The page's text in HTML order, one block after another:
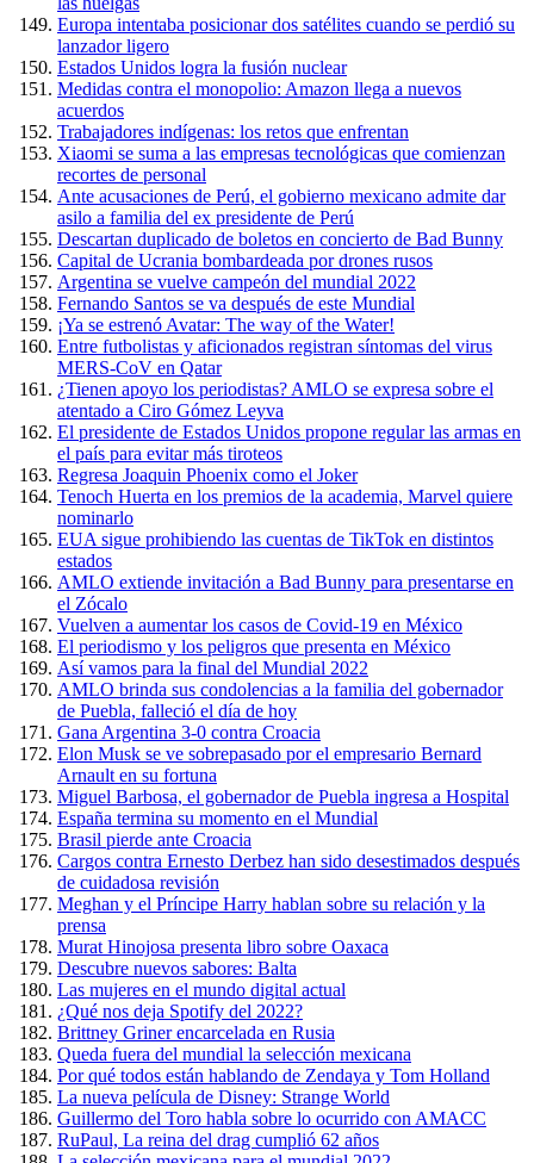
Europa intentaba posicionar dos satélites cuando se perdió su
lanzador ligero
Estados Unidos logra la fusión nuclear
Medidas contra el monopolio: Amazon llega a nuevos
acuerdos
Trabajadores indígenas: los retos que enfrentan
Xiaomi se suma a las empresas tecnológicas que comienzan
recortes de personal
Ante acusaciones de Perú, el gobierno mexicano admite dar
asilo a familia del ex presidente de Perú
Descartan duplicado de boletos en concierto de Bad Bunny
Capital de Ucrania bombardeada por drones rusos
Argentina se vuelve campeón del mundial 2022
Fernando Santos se va después de este Mundial
¡Ya se estrenó Avatar: The way of the Water!
Entre futbolistas y aficionados registran síntomas del virus
MERS-CoV en Qatar
¿Tienen apoyo los periodistas? AMLO se expresa sobre el
atentado a Ciro Gómez Leyva
El presidente de Estados Unidos propone regular las armas en
el país para evitar más tiroteos
Regresa Joaquin Phoenix como el Joker
Tenoch Huerta en los premios de la academia, Marvel quiere
nominarlo
EUA sigue prohibiendo las cuentas de TikTok en distintos
estados
AMLO extiende invitación a Bad Bunny para presentarse en
el Zócalo
Vuelven a aumentar los casos de Covid-19 en México
El periodismo y los peligros que presenta en México
Así vamos para la final del Mundial 2022
AMLO brinda sus condolencias a la familia del gobernador
de Puebla, falleció el día de hoy
Gana Argentina 3-0 contra Croacia
Elon Musk se ve sobrepasado por el empresario Bernard
Arnault en su fortuna
Miguel Barbosa, el gobernador de Puebla ingresa a Hospital
España termina su momento en el Mundial
Brasil pierde ante Croacia
Cargos contra Ernesto Derbez han sido desestimados después
de cuidadosa revisión
Meghan y el Príncipe Harry hablan sobre su relación y la
prensa
Murat Hinojosa presenta libro sobre Oaxaca
Descubre nuevos sabores: Balta
Las mujeres en el mundo digital actual
¿Qué nos deja Spotify del 2022?
Brittney Griner encarcelada en Rusia
Queda fuera del mundial la selección mexicana
Por qué todos están hablando de Zendaya y Tom Holland
La nueva película de Disney: Strange World
Guillermo del Toro habla sobre lo ocurrido con AMACC
RuPaul, La reina del drag cumplió 62 años